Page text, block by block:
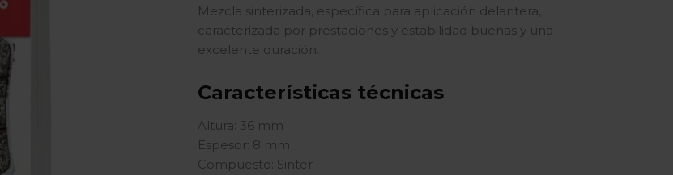
Mezcla sinterizada, específica para aplicación delantera,
caracterizada por prestaciones y estabilidad buenas y una
excelente duración.
Características técnicas
Altura: 36 mm
Espesor: 8 mm
Compuesto: Sinter